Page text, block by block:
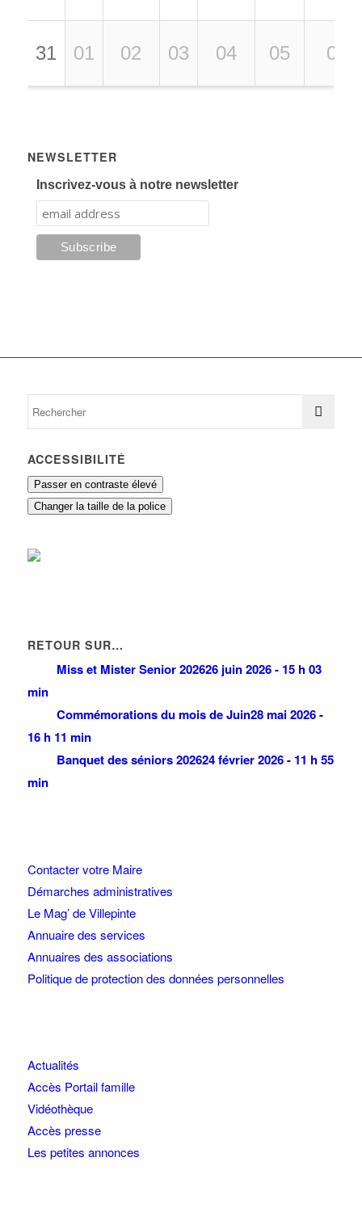
31 01 02 03 04 05 06
NEWSLETTER
Inscrivez-vous à notre newsletter
ACCESSIBILITÉ
Passer en contraste élevé
Changer la taille de la police
RETOUR SUR…
Miss et Mister Senior 202626 juin 2026 - 15 h 03
min
Commémorations du mois de Juin28 mai 2026 -
16 h 11 min
Banquet des séniors 202624 février 2026 - 11 h 55
min
Contacter votre Maire
Démarches administratives
Le Mag’ de Villepinte
Annuaire des services
Annuaires des associations
Politique de protection des données personnelles
Actualités
Accès Portail famille
Vidéothèque
Accès presse
Les petites annonces